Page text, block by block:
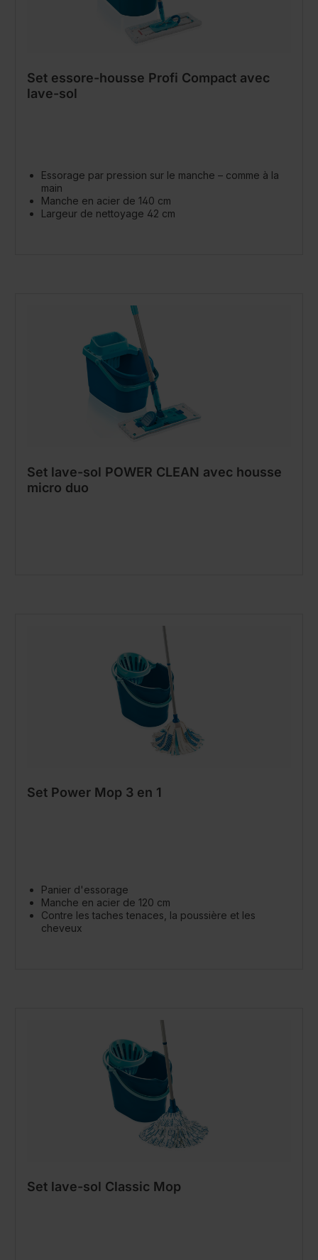
Set essore-housse Profi Compact avec
lave-sol
Essorage par pression sur le manche – comme à la
main
Manche en acier de 140 cm
Largeur de nettoyage 42 cm
Set lave-sol POWER CLEAN avec housse
micro duo
Set Power Mop 3 en 1
Panier d'essorage
Manche en acier de 120 cm
Contre les taches tenaces, la poussière et les
cheveux
Set lave-sol Classic Mop